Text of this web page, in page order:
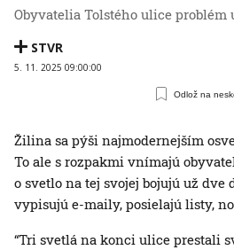
Obyvatelia Tolstého ulice
STVR
5. 11. 2025 09:00:00
Odlož na
Žilina sa pýši najmodernejším
To ale s rozpakmi vnímajú
o svetlo na tej svojej bojujú už dve
vypisujú e-maily, posielajú listy,
“Tri svetlá na konci ulice prestali